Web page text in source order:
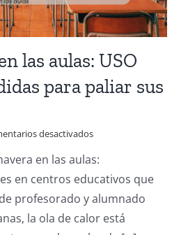
las aulas: USO
para paliar sus
desactivadosen
de
calor
en
las
aulas:
USO
en las aulas:
en centros educativos que
profesorado y alumnado
la ola de calor está